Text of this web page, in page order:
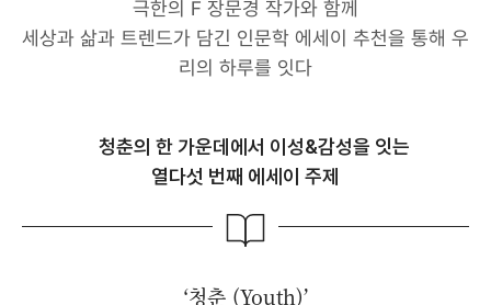
극한의 F 장문경 작가와 함께
세상과 삶과 트렌드가 담긴 인문학 에세이 추천을 통해 우
리의 하루를 잇다
청춘의 한 가운데에서 이성&감성을 잇는
열다섯 번째 에세이 주제
‘청춘 (Youth)’